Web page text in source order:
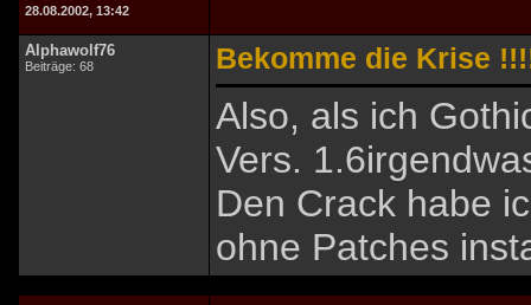
28.08.2002, 13:42
Alphawolf76
Beiträge: 68 Bekomme die Krise
Also, als ich
Vers.
Den Crack habe
ohne Patches